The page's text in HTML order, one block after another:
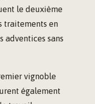
le deuxième
traitements en
adventices sans
vignoble
également